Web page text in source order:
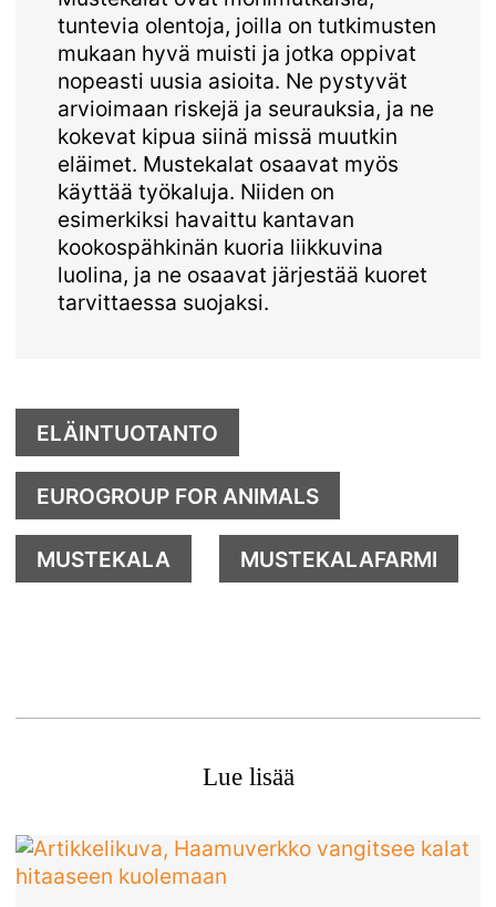
tuntevia olentoja, joilla on tutkimusten
mukaan hyvä muisti ja jotka oppivat
nopeasti uusia asioita. Ne pystyvät
arvioimaan riskejä ja seurauksia, ja ne
kokevat kipua siinä missä muutkin
eläimet. Mustekalat osaavat myös
käyttää työkaluja. Niiden on
esimerkiksi havaittu kantavan
kookospähkinän kuoria liikkuvina
luolina, ja ne osaavat järjestää kuoret
tarvittaessa suojaksi.
ELÄINTUOTANTO
EUROGROUP FOR ANIMALS
MUSTEKALA MUSTEKALAFARMI
Lue lisää